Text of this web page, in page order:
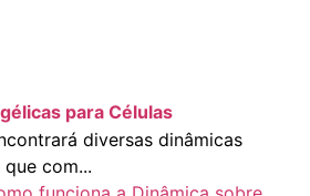
para Células
diversas dinâmicas
com...